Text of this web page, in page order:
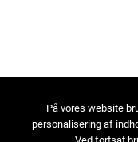
På vores website
personalisering af